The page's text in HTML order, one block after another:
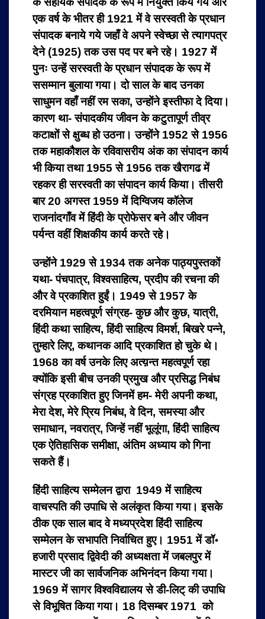
एक वर्ष के भीतर ही 1921 में वे सरस्वती के प्रधान
संपादक बनाये गये जहाँ वे अपने स्वेच्छा से त्यागपत्र
देने (1925) तक उस पद पर बने रहे। 1927 में
पुनः उन्हें सरस्वती के प्रधान संपादक के रूप में
ससम्मान बुलाया गया। दो साल के बाद उनका
साधुमन वहाँ नहीं रम सका, उन्होंने इस्तीफा दे दिया।
कारण था- संपादकीय जीवन के कटुतापूर्ण तीव्र
कटाक्षों से क्षुब्ध हो उठना। उन्होंने 1952 से 1956
तक महाकौशल के रविवासरीय अंक का संपादन कार्य
भी किया तथा 1955 से 1956 तक खैरागढ में
रहकर ही सरस्वती का संपादन कार्य किया। तीसरी
बार 20 अगस्त 1959 में दिग्विजय कॉलेज
राजनांदगाँव में हिंदी के प्रोफेसर बने और जीवन
पर्यन्त वहीं शिक्षकीय कार्य करते रहे।
उन्होंने 1929 से 1934 तक अनेक पाठ्यपुस्तकों
यथा- पंचपात्र, विश्वसाहित्य, प्रदीप की रचना की
और वे प्रकाशित हुईं। 1949 से 1957 के
दरमियान महत्वपूर्ण संग्रह- कुछ और कुछ, यात्री,
हिंदी कथा साहित्य, हिंदी साहित्य विमर्श, बिखरे पन्ने,
तुम्हारे लिए, कथानक आदि प्रकाशित हो चुके थे।
1968 का वर्ष उनके लिए अत्य़न्त महत्वपूर्ण रहा
क्योंकि इसी बीच उनकी प्रमुख और प्रसिद्ध निबंध
संग्रह प्रकाशित हुए जिनमें हम- मेरी अपनी कथा,
मेरा देश, मेरे प्रिय निबंध, वे दिन, समस्या और
समाधान, नवरात्र, जिन्हें नहीं भूलूंगा, हिंदी साहित्य
एक ऐतिहासिक समीक्षा, अंतिम अध्याय को गिना
सकते हैं।
हिंदी साहित्य सम्मेलन द्वारा 1949 में साहित्य
वाचस्पति की उपाधि से अलंकृत किया गया। इसके
ठीक एक साल बाद वे मध्यप्रदेश हिंदी साहित्य
सम्मेलन के सभापति निर्वाचित हुए। 1951 में डॉ॰
हजारी प्रसाद द्विवेदी की अध्यक्षता में जबलपुर में
मास्टर जी का सार्वजनिक अभिनंदन किया गया।
1969 में सागर विश्वविद्यालय से डी-लिट् की उपाधि
से विभूषित किया गया। 18 दिसम्बर 1971 को